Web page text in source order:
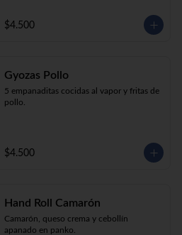
$4.500
Gyozas Pollo
5 empanaditas cocidas al vapor y fritas de
pollo.
$4.500
Hand Roll Camarón
Camarón, queso crema y cebollín
apanado en panko.